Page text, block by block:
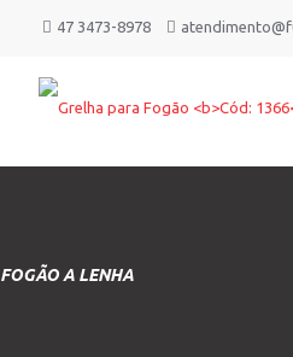
47 3473-8978
FOGÃO A LENHA